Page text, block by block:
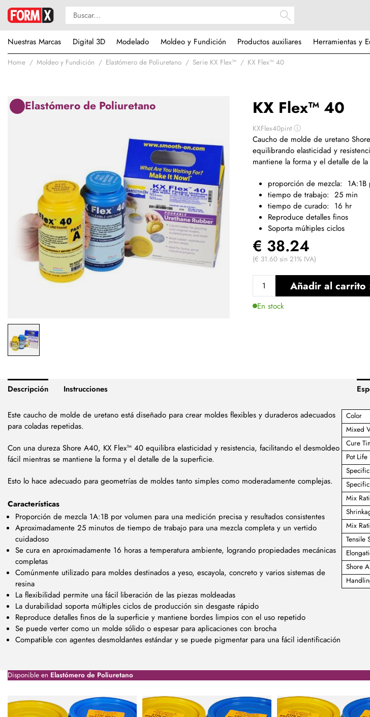
Nuestras Marcas
Digital 3D Modelado Moldeo y Fundición Productos auxiliares Herramientas y
Home Moldeo y Fundición Elastómero de Poliuretano Serie KX Flex™ KX Flex™ 40
KX Flex™ 40
KXFlex40pintⓘ
Elastómero de Poliuretano
Caucho de molde de uretano
equilibrando elasticidad y
mantiene la forma y el detalle de
proporción de mezcla:
tiempo de trabajo:25 min
tiempo de curado: 16 hr
Reproduce detalles finos
Soporta múltiples ciclos
€ 38.24
(€ 31.60 sin 21% IVA)
Añadir al carrito
En stock
Descripción Instrucciones
Este caucho de molde de uretano está diseñado para crear moldes flexibles y duraderos adecuados
para coladas repetidas.
Con una dureza Shore A40, KX Flex™ 40 equilibra elasticidad y resistencia, facilitando el desmoldeo
fácil mientras se mantiene la forma y el detalle de la superficie.
Esto lo hace adecuado para geometrías de moldes tanto simples como moderadamente complejas.
Características
Proporción de mezcla 1A:1B por volumen para una medición precisa y resultados consistentes
Aproximadamente 25 minutos de tiempo de trabajo para una mezcla completa y un vertido
cuidadoso
Se cura en aproximadamente 16 horas a temperatura ambiente, logrando propiedades mecánicas
completas
Comúnmente utilizado para moldes destinados a yeso, escayola, concreto y varios sistemas de
resina
La flexibilidad permite una fácil liberación de las piezas moldeadas
La durabilidad soporta múltiples ciclos de producción sin desgaste rápido
Reproduce detalles finos de la superficie y mantiene bordes limpios con el uso repetido
Se puede verter como un molde sólido o espesar para aplicaciones con brocha
Compatible con agentes desmoldantes estándar y se puede pigmentar para una fácil identificación
Color
Mixed
Cure
Pot Life
Mix
Mix
Tensile
Shore
Disponible en Elastómero de Poliuretano